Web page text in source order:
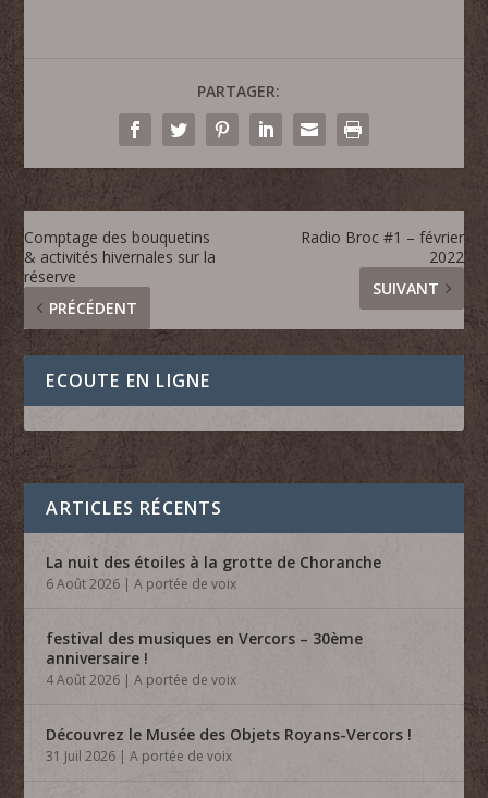
PARTAGER:
Comptage des bouquetins
& activités hivernales sur la
réserve
PRÉCÉDENT
Radio Broc #1 – février
2022
SUIVANT
ECOUTE EN LIGNE
ARTICLES RÉCENTS
La nuit des étoiles à la grotte de Choranche
6 Août 2026 |A portée de voix
festival des musiques en Vercors – 30ème
anniversaire !
4 Août 2026 |A portée de voix
Découvrez le Musée des Objets Royans-Vercors !
31 Juil 2026 |A portée de voix